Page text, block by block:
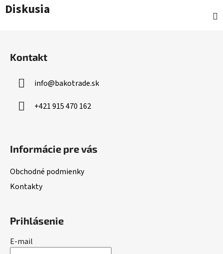
Diskusia
Kontakt
info@bakotrade.sk
+421 915 470 162
Informácie pre vás
Obchodné podmienky
Kontakty
Prihlásenie
E-mail